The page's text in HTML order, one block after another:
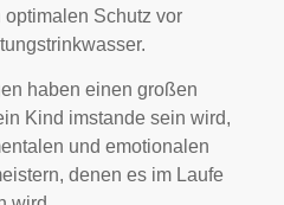
Schutz vor
haben einen großen
Kind imstande sein wird,
und emotionalen
denen es im Laufe